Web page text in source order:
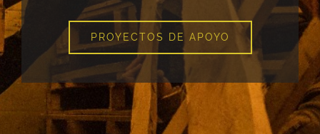
PROYECTOS DE APOYO